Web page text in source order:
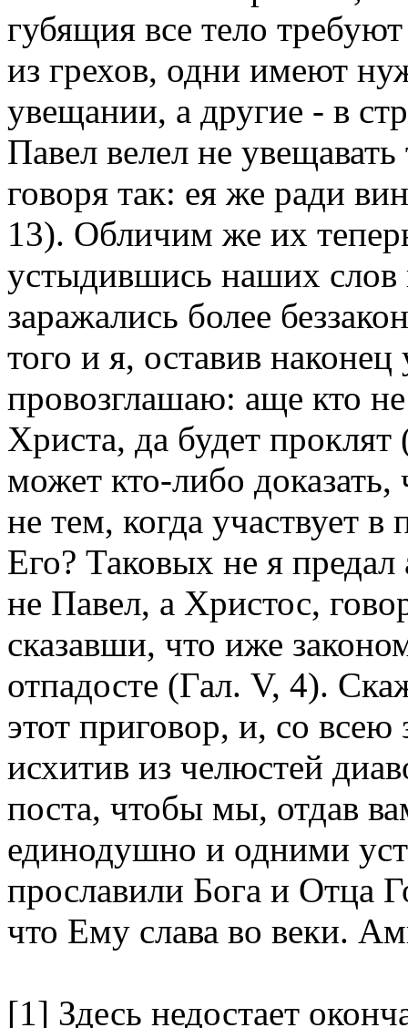
губящия все тело
из грехов, одни имеют
увещании, а другие - в
Павел велел не
говоря так: ея же ради
13). Обличим же их
устыдившись наших слов
заражались более
того и я, оставив
провозглашаю: аще кто
Христа, да будет
может кто-либо
не тем, когда участвует
Его? Таковых не я
не Павел, а Христос,
сказавши, что иже
отпадосте (Гал. V, 4).
этот приговор, и, со
исхитив из челюстей
поста, чтобы мы, отдав
единодушно и одними
прославили Бога и Отца
что Ему слава во веки.
[1] Здесь недостает